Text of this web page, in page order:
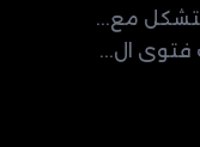
مع...
فتوى ال...